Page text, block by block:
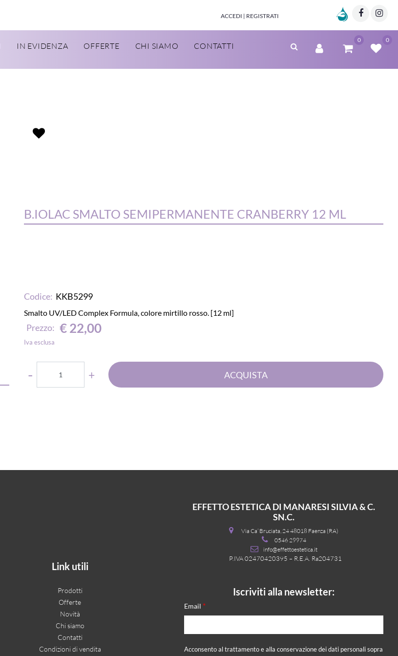
ACCEDI | REGISTRATI
Marzia Clinic
IN EVIDENZA OFFERTE CHI SIAMO CONTATTI
0 0
B.IOLAC SMALTO SEMIPERMANENTE CRANBERRY 12 ML
Codice: KKB5299
Smalto UV/LED Complex Formula, colore mirtillo rosso. [12 ml]
Prezzo: € 22,00
Iva esclusa
ACQUISTA
Link utili
Prodotti
Offerte
Novità
Chi siamo
Contatti
Condizioni di vendita
EFFETTO ESTETICA DI MANARESI SILVIA & C.
SN.C.
Via Ca’ Bruciata, 24 48018 Faenza (RA)
0546 29974
info@effettoestetica.it
P.IVA 02470420395 – R.E.A. Ra204731
Iscriviti alla newsletter:
Email *
Acconsento al trattamento e alla conservazione dei dati personali sopra